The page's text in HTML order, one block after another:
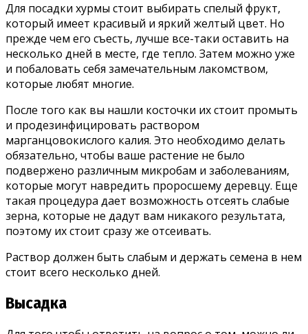
Для посадки хурмы стоит выбирать спелый фрукт,
который имеет красивый и яркий желтый цвет. Но
прежде чем его съесть, лучше все-таки оставить на
несколько дней в месте, где тепло. Затем можно уже
и побаловать себя замечательным лакомством,
которые любят многие.
После того как вы нашли косточки их стоит промыть
и продезинфицировать раствором
марганцовокислого калия. Это необходимо делать
обязательно, чтобы ваше растение не было
подвержено различным микробам и заболеваниям,
которые могут навредить проросшему деревцу. Еще
такая процедура дает возможность отсеять слабые
зерна, которые не дадут вам никакого результата,
поэтому их стоит сразу же отсеивать.
Раствор должен быть слабым и держать семена в нем
стоит всего несколько дней.
Высадка